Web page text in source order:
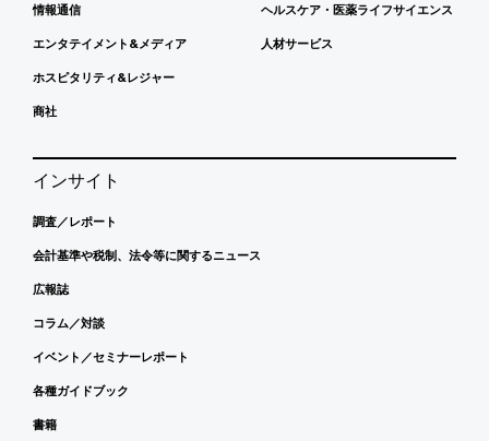
情報通信
エンタテイメント&メディア
ホスピタリティ&レジャー
商社
ヘルスケア・医薬ライフサイエンス
人材サービス
インサイト
調査／レポート
会計基準や税制、法令等に関するニュース
広報誌
コラム／対談
イベント／セミナーレポート
各種ガイドブック
書籍